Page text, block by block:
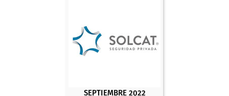
SEPTIEMBRE 2022